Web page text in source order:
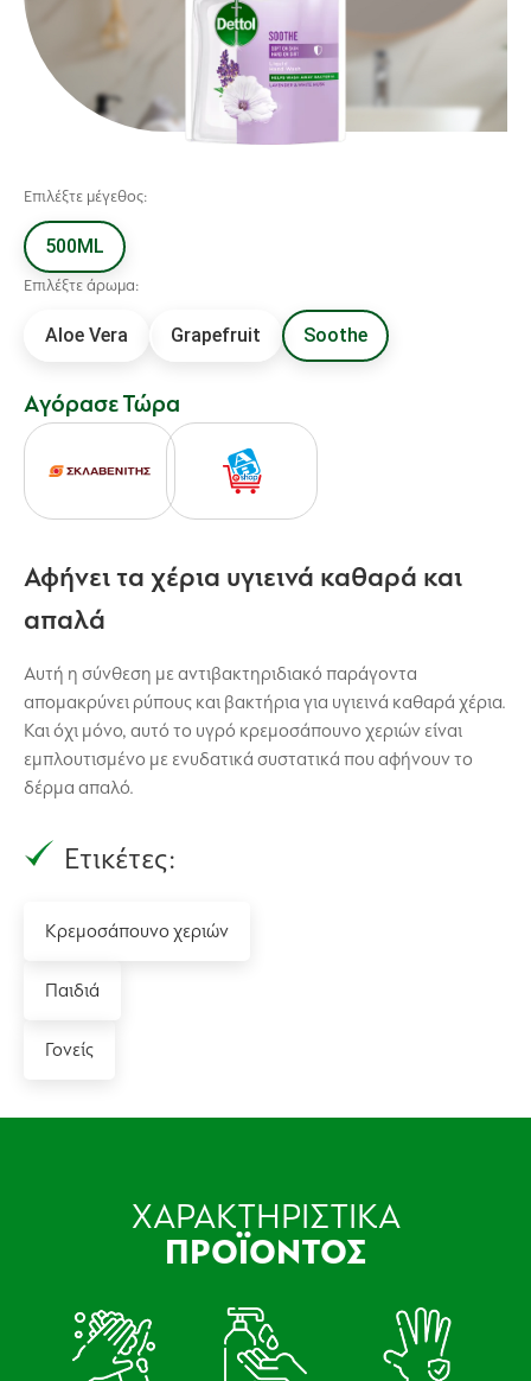
Επιλέξτε μέγεθος:
500ML
Επιλέξτε άρωμα:
Aloe Vera Grapefruit Soothe
Αγόρασε Τώρα
Αφήνει τα χέρια υγιεινά καθαρά και
απαλά
Αυτή η σύνθεση με αντιβακτηριδιακό παράγοντα
απομακρύνει ρύπους και βακτήρια για υγιεινά καθαρά χέρια.
Και όχι μόνο, αυτό το υγρό κρεμοσάπουνο χεριών είναι
εμπλουτισμένο με ενυδατικά συστατικά που αφήνουν το
δέρμα απαλό.
Ετικέτες:
Κρεμοσάπουνο χεριών
Παιδιά
Γονείς
ΧΑΡΑΚΤΗΡΙΣΤΙΚΑ
ΠΡΟΪΟΝΤΟΣ